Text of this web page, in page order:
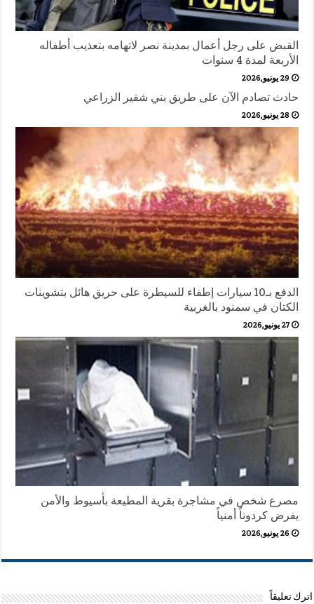
القبض على رجل أعمال بمدينة نصر لاتهامه بتعذيب أطفاله
الأربعة لمدة 4 سنوات
29 يونيو,2026
حادث تصادم الآن على طريق بني شقير الزراعي
28 يونيو,2026
الدفع بـ10 سيارات إطفاء للسيطرة على حريق هائل بتشوينات
الكتان في سمنود بالغربية
27 يونيو,2026
مصرع شخص في مشاجرة بقرية المطيعة بأسيوط والأمن
يفرض كردوناً أمنياً
26 يونيو,2026
اترك تعليقاً